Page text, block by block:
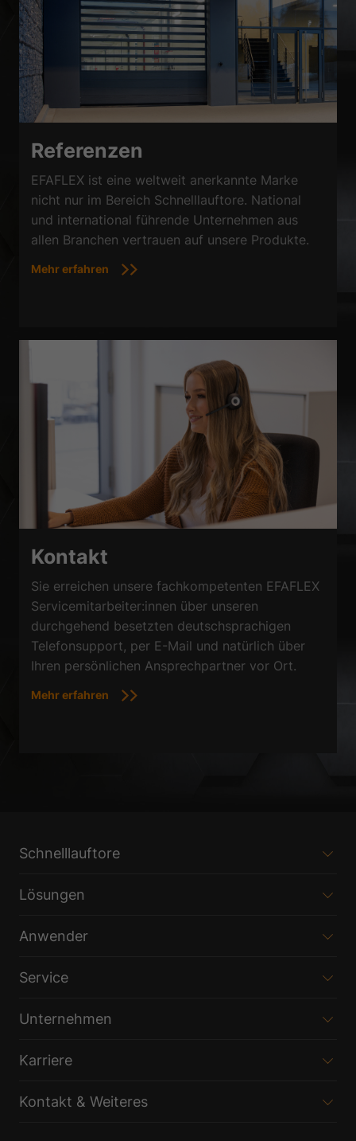
Referenzen
EFAFLEX ist eine weltweit anerkannte Marke
nicht nur im Bereich Schnelllauftore. National
und international führende Unternehmen aus
allen Branchen vertrauen auf unsere Produkte.
Mehr erfahren
Kontakt
Sie erreichen unsere fachkompetenten EFAFLEX
Servicemitarbeiter:innen über unseren
durchgehend besetzten deutschsprachigen
Telefonsupport, per E-Mail und natürlich über
Ihren persönlichen Ansprechpartner vor Ort.
Mehr erfahren
Schnelllauftore
Lösungen
Anwender
Service
Unternehmen
Karriere
Kontakt & Weiteres